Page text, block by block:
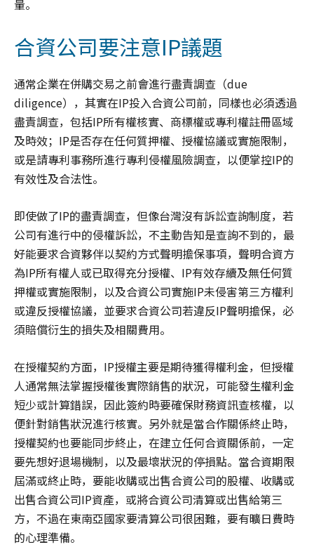
量。
合資公司要注意IP議題
通常企業在併購交易之前會進行盡責調查（due
diligence），其實在IP投入合資公司前，同樣也必須透過
盡責調查，包括IP所有權核實、商標權或專利權註冊區域
及時效；IP是否存在任何質押權、授權協議或實施限制，
或是請專利事務所進行專利侵權風險調查，以便掌控IP的
有效性及合法性。
即使做了IP的盡責調查，但像台灣沒有訴訟查詢制度，若
公司有進行中的侵權訴訟，不主動告知是查詢不到的，最
好能要求合資夥伴以契約方式聲明擔保事項，聲明合資方
為IP所有權人或已取得充分授權、IP有效存續及無任何質
押權或實施限制，以及合資公司實施IP未侵害第三方權利
或違反授權協議，並要求合資公司若違反IP聲明擔保，必
須賠償衍生的損失及相關費用。
在授權契約方面，IP授權主要是期待獲得權利金，但授權
人通常無法掌握授權後實際銷售的狀況，可能發生權利金
短少或計算錯誤，因此簽約時要確保財務資訊查核權，以
便針對銷售狀況進行核實。另外就是當合作關係終止時，
授權契約也要能同步終止，在建立任何合資關係前，一定
要先想好退場機制，以及最壞狀況的停損點。當合資期限
屆滿或終止時，要能收購或出售合資公司的股權、收購或
出售合資公司IP資產，或將合資公司清算或出售給第三
方，不過在東南亞國家要清算公司很困難，要有曠日費時
的心理準備。